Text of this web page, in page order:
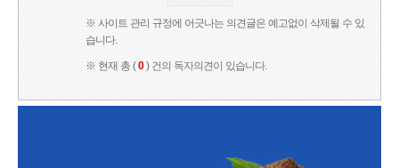
※ 사이트 관리 규정에 어긋나는 의견글은 예고없이 삭제될 수 있
습니다.
※ 현재 총 (0) 건의 독자의견이 있습니다.